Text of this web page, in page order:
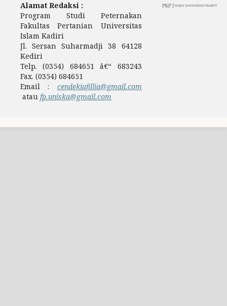
Alamat Redaksi :
Program Studi Peternakan
Fakultas Pertanian Universitas
Islam Kadiri
Jl. Sersan Suharmadji 38 64128
Kediri
Telp. (0354) 684651 â€“ 683243
Fax. (0354) 684651
Email : cendekiafillia@gmail.com
atau fp.uniska@gmail.com